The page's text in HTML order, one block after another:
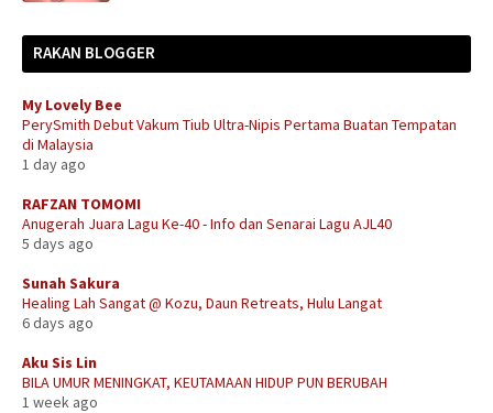
RAKAN BLOGGER
My Lovely Bee
PerySmith Debut Vakum Tiub Ultra-Nipis Pertama Buatan Tempatan
di Malaysia
1 day ago
RAFZAN TOMOMI
Anugerah Juara Lagu Ke-40 - Info dan Senarai Lagu AJL40
5 days ago
Sunah Sakura
Healing Lah Sangat @ Kozu, Daun Retreats, Hulu Langat
6 days ago
Aku Sis Lin
BILA UMUR MENINGKAT, KEUTAMAAN HIDUP PUN BERUBAH
1 week ago